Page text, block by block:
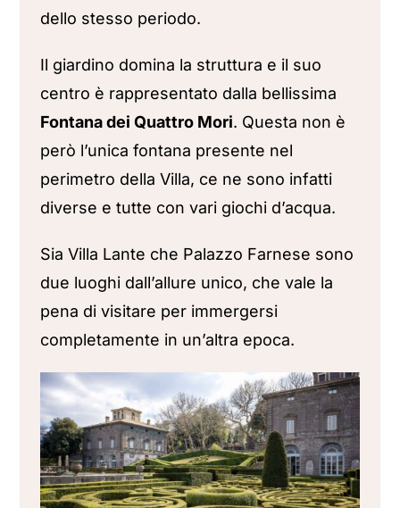
dello stesso periodo.
Il giardino domina la struttura e il suo
centro è rappresentato dalla bellissima
Fontana dei Quattro Mori. Questa non è
però l’unica fontana presente nel
perimetro della Villa, ce ne sono infatti
diverse e tutte con vari giochi d’acqua.
Sia Villa Lante che Palazzo Farnese sono
due luoghi dall’allure unico, che vale la
pena di visitare per immergersi
completamente in un’altra epoca.